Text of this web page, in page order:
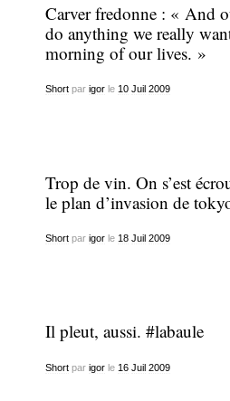
Carver fredonne : « And
do anything we really
morning of our lives. »
Shortpar igorle 10 Juil 2009
Trop de vin. On s’est
le plan d’invasion de
Shortpar igorle 18 Juil 2009
Il pleut, aussi. #labaule
Shortpar igorle 16 Juil 2009